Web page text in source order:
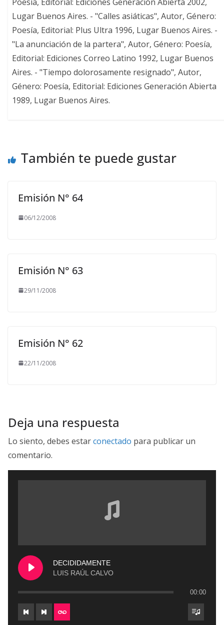
Lugar Buenos Aires. - "Calles asiáticas", Autor, Género:
Poesía, Editorial: Plus Ultra 1996, Lugar Buenos Aires. -
"La anunciación de la partera", Autor, Género: Poesía,
Editorial: Ediciones Correo Latino 1992, Lugar Buenos
Aires. - "Tiempo dolorosamente resignado", Autor,
Género: Poesía, Editorial: Ediciones Generación Abierta
1989, Lugar Buenos Aires.
También te puede gustar
Emisión N° 64
06/12/2008
Emisión N° 63
29/11/2008
Emisión N° 62
22/11/2008
Deja una respuesta
Lo siento, debes estarconectado para publicar un
comentario.
DECIDIDAMENTE
LUIS RAÚL CALVO
00:00